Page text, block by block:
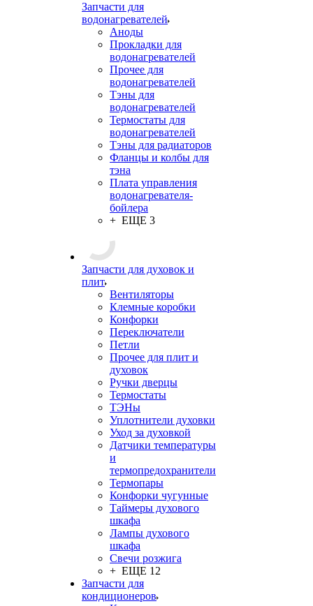
Запчасти для
водонагревателей
Аноды
Прокладки для
водонагревателей
Прочее для
водонагревателей
Тэны для
водонагревателей
Термостаты для
водонагревателей
Тэны для радиаторов
Фланцы и колбы для
тэна
Плата управления
водонагревателя-
бойлера
+ ЕЩЕ 3
Запчасти для духовок и
плит
Вентиляторы
Клемные коробки
Конфорки
Переключатели
Петли
Прочее для плит и
духовок
Ручки дверцы
Термостаты
ТЭНы
Уплотнители духовки
Уход за духовкой
Датчики температуры
и
термопредохранители
Термопары
Конфорки чугунные
Таймеры духового
шкафа
Лампы духового
шкафа
Свечи розжига
+ ЕЩЕ 12
Запчасти для
кондиционеров